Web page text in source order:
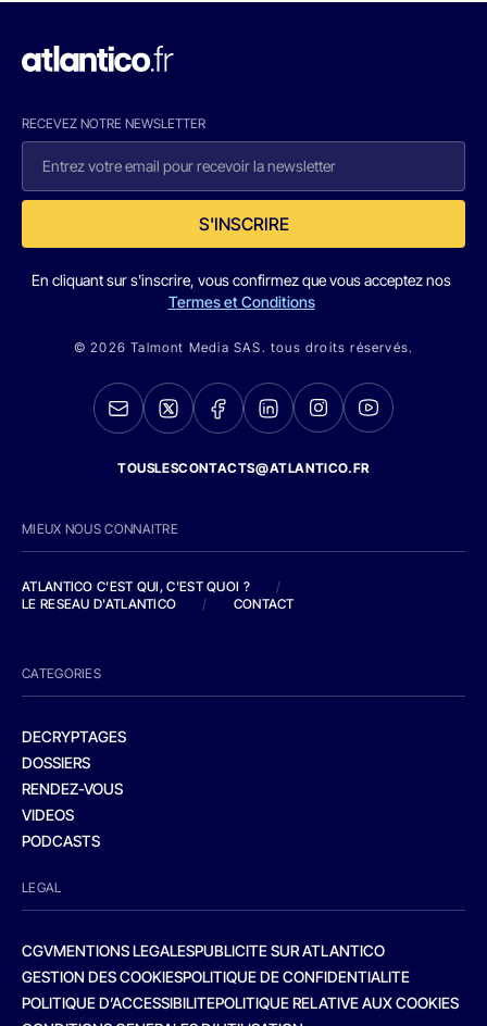
RECEVEZ NOTRE NEWSLETTER
S'INSCRIRE
En cliquant sur s'inscrire, vous confirmez que vous acceptez nos
Termes et Conditions
© 2026 Talmont Media SAS. tous droits réservés.
TOUSLESCONTACTS@ATLANTICO.FR
MIEUX NOUS CONNAITRE
ATLANTICO C'EST QUI, C'EST QUOI ?
/
LE RESEAU D'ATLANTICO
/ CONTACT
CATEGORIES
DECRYPTAGES
DOSSIERS
RENDEZ-VOUS
VIDEOS
PODCASTS
LEGAL
CGVMENTIONS LEGALESPUBLICITE SUR ATLANTICO
GESTION DES COOKIESPOLITIQUE DE CONFIDENTIALITE
POLITIQUE D’ACCESSIBILITEPOLITIQUE RELATIVE AUX COOKIES